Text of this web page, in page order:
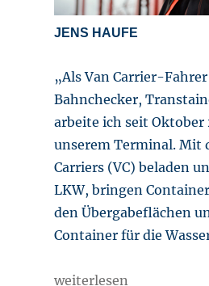
JENS HAUFE
„Als Van Carrier-
Bahnchecker,
arbeite ich seit Oktober
unserem Terminal. Mit
Carriers (VC) beladen
LKW, bringen
den Übergabeflächen
Container für die
„Arbeitsplatz mit
weiterlesen